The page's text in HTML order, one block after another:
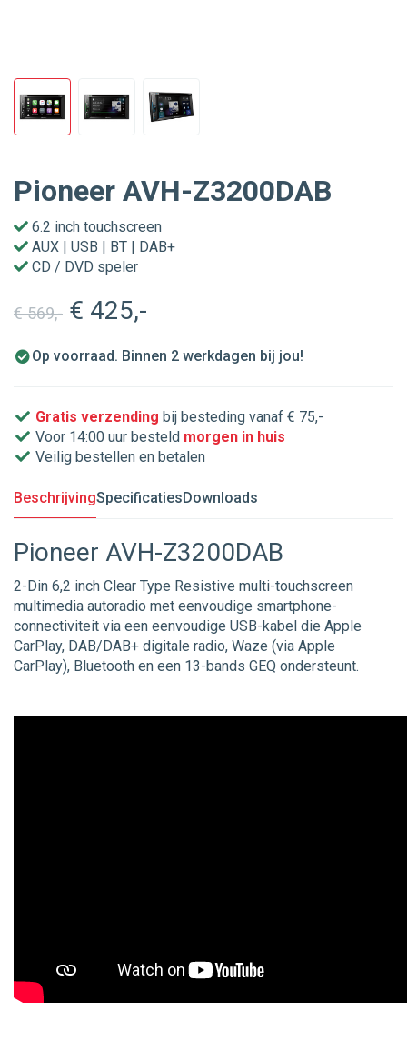
Pioneer AVH-Z3200DAB
6.2 inch touchscreen
AUX | USB | BT | DAB+
CD / DVD speler
€ 569,- € 425,-
Op voorraad. Binnen 2 werkdagen bij jou!
Gratis verzending bij besteding vanaf € 75,-
Voor 14:00 uur besteld morgen in huis
Veilig bestellen en betalen
BeschrijvingSpecificatiesDownloads
Pioneer AVH-Z3200DAB
2-Din 6,2 inch Clear Type Resistive multi-touchscreen
multimedia autoradio met eenvoudige smartphone-
connectiviteit via een eenvoudige USB-kabel die Apple
CarPlay, DAB/DAB+ digitale radio, Waze (via Apple
CarPlay), Bluetooth en een 13-bands GEQ ondersteunt.